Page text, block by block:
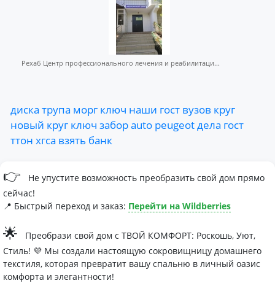
Рехаб Центр профессионального лечения и реабилитаци...
диска трупа морг ключ наши гост вузов круг
новый круг ключ заборauto peugeotдела гост
ттон хгса взять банк
👉
Не упустите возможность преобразить свой дом прямо
сейчас!
📍 Быстрый переход и заказ: Перейти на Wildberries
🌟
Преобрази свой дом с ТВОЙ КОМФОРТ: Роскошь, Уют,
Стиль! 💜 Мы создали настоящую сокровищницу домашнего
текстиля, которая превратит вашу спальню в личный оазис
комфорта и элегантности!